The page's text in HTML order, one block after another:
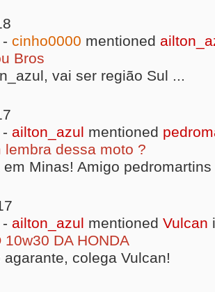
cinho0000 mentioned
Bros
vai ser região Sul ...
ailton_azul mentioned
lembra dessa moto ?
em Minas! Amigo
ailton_azul mentioned Vulcan
10w30 DA HONDA
agarante, colega Vulcan!